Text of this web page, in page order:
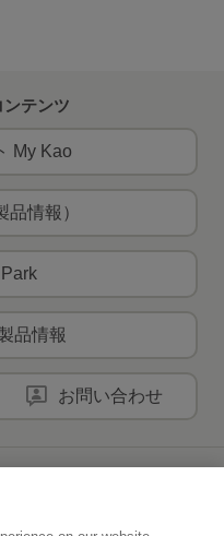
ンテンツ
My Kao
品情報）
品情報
お問い合わせ